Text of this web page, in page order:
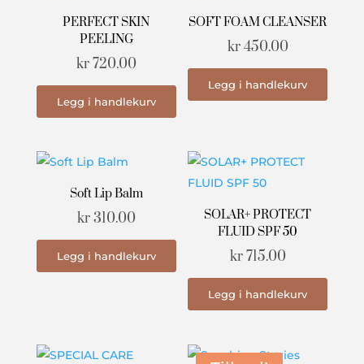
PERFECT SKIN
PEELING
kr720.00
Legg i handlekurv
SOFT FOAM CLEANSER
kr450.00
Legg i handlekurv
Soft Lip Balm
kr310.00
Legg i handlekurv
SOLAR+ PROTECT
FLUID SPF 50
kr715.00
Legg i handlekurv